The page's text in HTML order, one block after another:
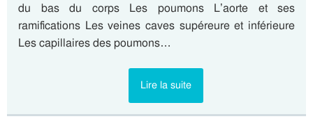
du bas du corps Les poumons L’aorte et ses
ramifications Les veines caves supéreure et inférieure
Les capillaires des poumons…
Lire la suite